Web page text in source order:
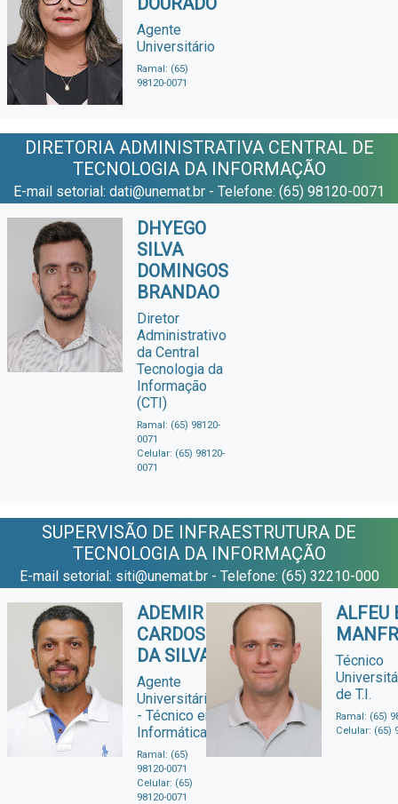
Agente
Universitário
Ramal: (65)
98120-0071
DIRETORIA ADMINISTRATIVA CENTRAL DE
TECNOLOGIA DA INFORMAÇÃO
E-mail setorial: dati@unemat.br - Telefone: (65) 98120-0071
DHYEGO
SILVA
DOMINGOS
BRANDAO
Diretor
Administrativo
da Central
Tecnologia da
Informação
(CTI)
Ramal: (65) 98120-
0071
Celular: (65) 98120-
0071
SUPERVISÃO DE INFRAESTRUTURA DE
TECNOLOGIA DA INFORMAÇÃO
E-mail setorial: siti@unemat.br - Telefone: (65) 32210-000
ADEMIR
CARDOSO
DA SILVA
Agente
Universitário
- Técnico em
Informática
Ramal: (65)
98120-0071
Celular: (65)
98120-0071
ALFEU
Técnico
de T.I.
Ramal: (65)
Celular: (65)